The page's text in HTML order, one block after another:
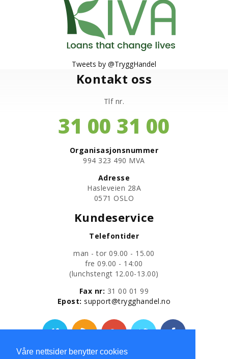
Våre nettsider benytter cookies
Tweets by @TryggHandel
Kontakt oss
Tlf nr.
31 00 31 00
Organisasjonsnummer
​994 323 490 MVA
Adresse
Hasleveien 28A
0571 OSLO
Kundeservice
Telefontider
man - tor 09.00 - 15.00
fre 09.00 - 14:00
​(lunchstengt 12.00-13.00)
Fax nr: 31 00 01 99
​Epost:support@trygghandel.no